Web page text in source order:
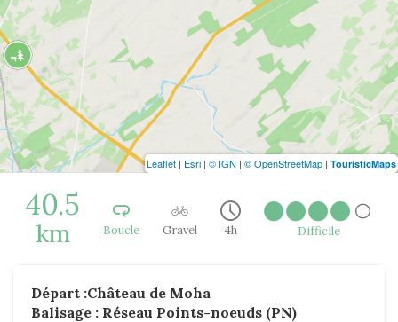
40.5
km Boucle Gravel 4h Difficile
Départ :Château de Moha
Balisage : Réseau Points-noeuds (PN)
Leaflet | Esri | © IGN | © OpenStreetMap | TouristicMaps